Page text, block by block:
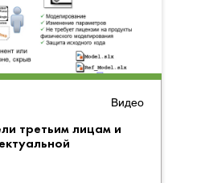
Видео
третьим лицам и